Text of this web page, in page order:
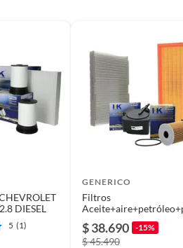
DIESEL
5 (1)
GENERICO
Filtros
n Peugeot 307 1.6 06/10
$ 38.690 -15%
$ 45.490